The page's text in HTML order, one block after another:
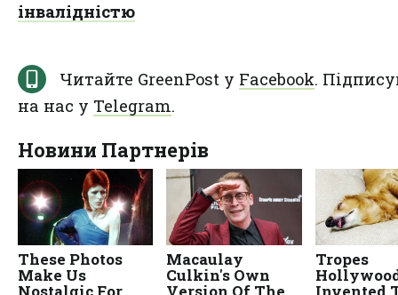
інвалідністю
Читайте GreenPost у Facebook.
на нас у Telegram.